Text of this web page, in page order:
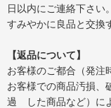
日以内にご連絡下さい。
すみやかに良品と交換
【返品について】
お客様のご都合（発注
お客様での商品汚損、
過 した商品など）に